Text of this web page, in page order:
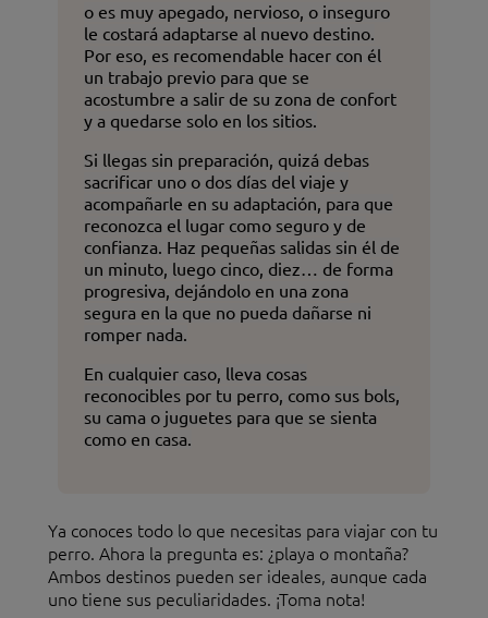
o es muy apegado, nervioso, o inseguro
le costará adaptarse al nuevo destino.
Por eso, es recomendable hacer con él
un trabajo previo para que se
acostumbre a salir de su zona de confort
y a quedarse solo en los sitios.
Si llegas sin preparación, quizá debas
sacrificar uno o dos días del viaje y
acompañarle en su adaptación, para que
reconozca el lugar como seguro y de
confianza. Haz pequeñas salidas sin él de
un minuto, luego cinco, diez… de forma
progresiva, dejándolo en una zona
segura en la que no pueda dañarse ni
romper nada.
En cualquier caso, lleva cosas
reconocibles por tu perro, como sus bols,
su cama o juguetes para que se sienta
como en casa.
Ya conoces todo lo que necesitas para viajar con tu
perro. Ahora la pregunta es: ¿playa o montaña?
Ambos destinos pueden ser ideales, aunque cada
uno tiene sus peculiaridades. ¡Toma nota!